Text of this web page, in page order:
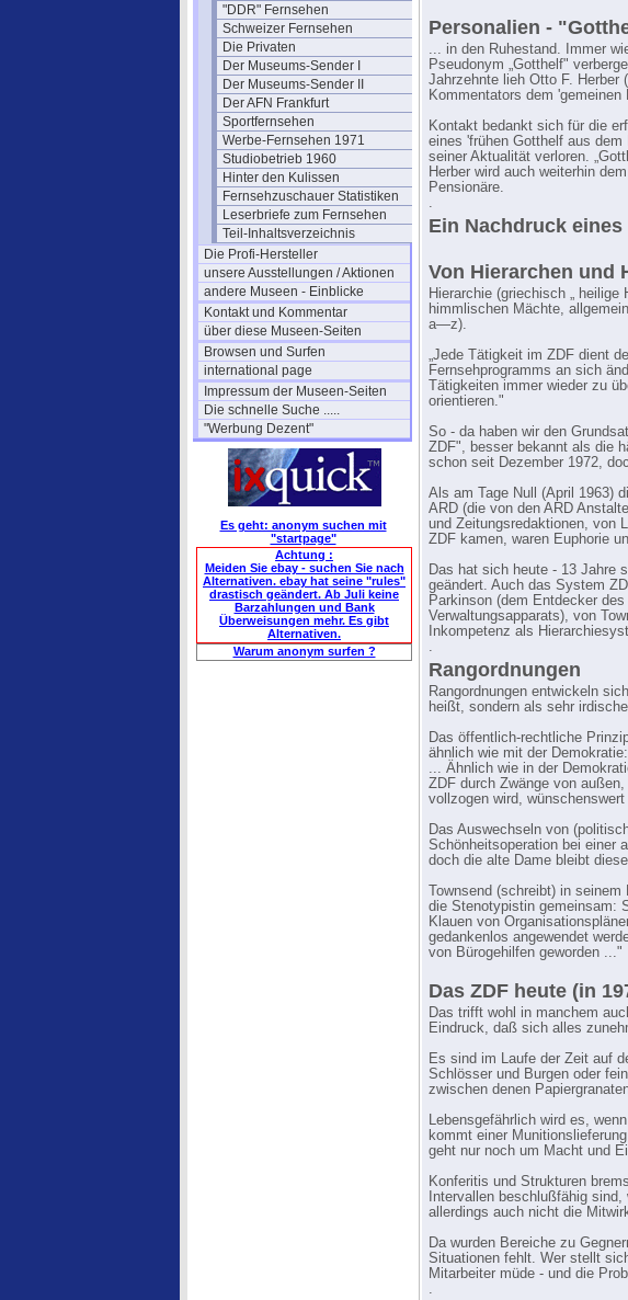
"DDR" Fernsehen
Schweizer Fernsehen
Die Privaten
Der Museums-Sender I
Der Museums-Sender II
Der AFN Frankfurt
Sportfernsehen
Werbe-Fernsehen 1971
Studiobetrieb 1960
Hinter den Kulissen
Fernsehzuschauer Statistiken
Leserbriefe zum Fernsehen
Teil-Inhaltsverzeichnis
Die Profi-Hersteller
unsere Ausstellungen / Aktionen
andere Museen - Einblicke
Kontakt und Kommentar
über diese Museen-Seiten
Browsen und Surfen
international page
Impressum der Museen-Seiten
Die schnelle Suche .....
"Werbung Dezent"
Es geht: anonym suchen mit
"startpage"
Achtung :
Meiden Sie ebay - suchen Sie nach
Alternativen. ebay hat seine "rules"
drastisch geändert. Ab Juli keine
Barzahlungen und Bank
Überweisungen mehr. Es gibt
Alternativen.
Warum anonym surfen ?
Personalien -
... in den Ruhestand. Immer
Pseudonym „Gotthelf"
Jahrzehnte lieh Otto F. Herber
Kommentators dem
Kontakt bedankt sich für die
eines 'frühen Gotthelf aus
seiner Aktualität verloren.
Herber wird auch weiterhin
Pensionäre.
.
Ein Nachdruck
Von Hierarchen und
Hierarchie (griechisch „
himmlischen Mächte,
a—z).
„Jede Tätigkeit im ZDF dient
Fernsehprogramms an sich
Tätigkeiten immer wieder zu
orientieren."
So - da haben wir den
ZDF", besser bekannt als die
schon seit Dezember 1972,
Als am Tage Null (April 1963)
ARD (die von den ARD
und Zeitungsredaktionen, von
ZDF kamen, waren Euphorie
Das hat sich heute - 13 Jahre
geändert. Auch das System
Parkinson (dem Entdecker
Verwaltungsapparats), von
Inkompetenz als
.
Rangordnungen
Rangordnungen entwickeln
heißt, sondern als sehr
Das öffentlich-rechtliche
ähnlich wie mit der
... Ähnlich wie in der
ZDF durch Zwänge von
vollzogen wird,
Das Auswechseln von
Schönheitsoperation bei einer
doch die alte Dame bleibt
Townsend (schreibt) in
die Stenotypistin gemeinsam:
Klauen von
gedankenlos angewendet
von Bürogehilfen geworden ..."
Das ZDF heute (in
Das trifft wohl in manchem
Eindruck, daß sich alles
Es sind im Laufe der Zeit auf
Schlösser und Burgen oder
zwischen denen
Lebensgefährlich wird es,
kommt einer
geht nur noch um Macht und
Konferitis und Strukturen
Intervallen beschlußfähig
allerdings auch nicht die
Da wurden Bereiche zu
Situationen fehlt. Wer stellt
Mitarbeiter müde - und die
.